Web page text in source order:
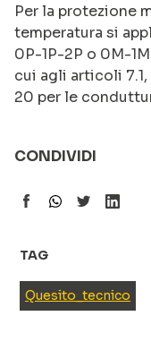
Per la protezione
temperatura si
0P-1P-2P o 0M-
cui agli articoli 7.1,
20 per le
CONDIVIDI
TAG
Quesito_tecnico